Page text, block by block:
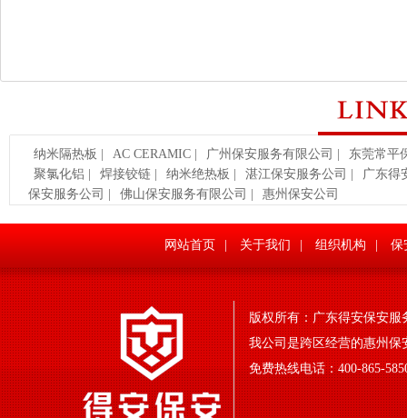
纳米隔热板 AC CERAMIC 广州保安服务有限公司
东莞常平
聚氯化铝
焊接铰链 纳米绝热板 湛江保安服务公司
广东得
保安服务公司
佛山保安服务有限公司 惠州保安公司
网站首页 关于我们 组织机构 保
版权所有：广东得安保安服
我公司是跨区经营的惠州
免费热线电话：400-865-